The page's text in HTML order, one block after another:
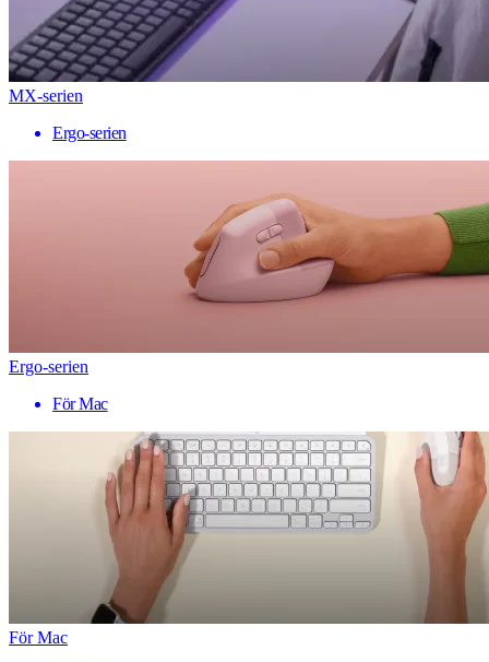
MX-serien
Ergo-serien
Ergo-serien
För Mac
För Mac